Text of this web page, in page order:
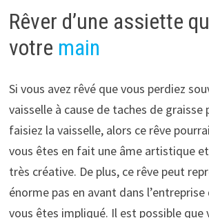
Rêver d’une assiette
votre main
Si vous avez rêvé que vous perdiez
vaisselle à cause de taches de graisse
faisiez la vaisselle, alors ce rêve
vous êtes en fait une âme artistique
très créative. De plus, ce rêve peut
énorme pas en avant dans
vous êtes impliqué. Il est possible que